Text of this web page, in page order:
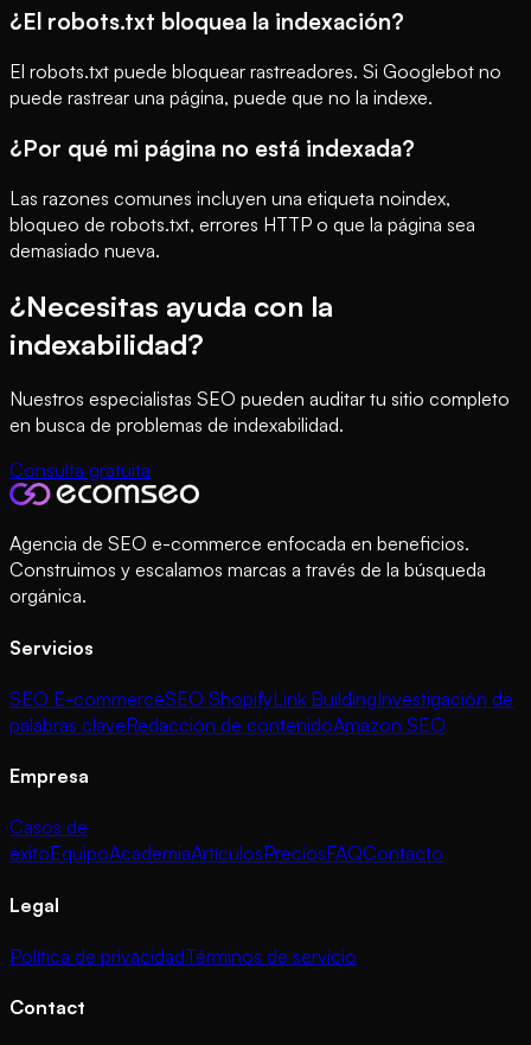
¿El robots.txt bloquea la indexación?
El robots.txt puede bloquear rastreadores. Si Googlebot no
puede rastrear una página, puede que no la indexe.
¿Por qué mi página no está indexada?
Las razones comunes incluyen una etiqueta noindex,
bloqueo de robots.txt, errores HTTP o que la página sea
demasiado nueva.
¿Necesitas ayuda con la
indexabilidad?
Nuestros especialistas SEO pueden auditar tu sitio completo
en busca de problemas de indexabilidad.
Consulta gratuita
Agencia de SEO e-commerce enfocada en beneficios.
Construimos y escalamos marcas a través de la búsqueda
orgánica.
Servicios
SEO E-commerceSEO ShopifyLink BuildingInvestigación de
palabras claveRedacción de contenidoAmazon SEO
Empresa
Casos de
éxitoEquipoAcademiaArtículosPreciosFAQContacto
Legal
Política de privacidadTérminos de servicio
Contact